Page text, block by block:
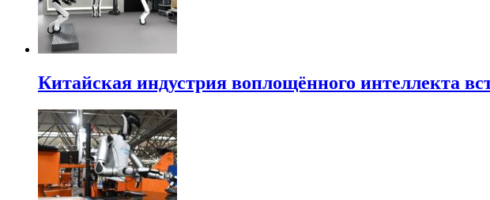
Китайская индустрия воплощённого интеллекта